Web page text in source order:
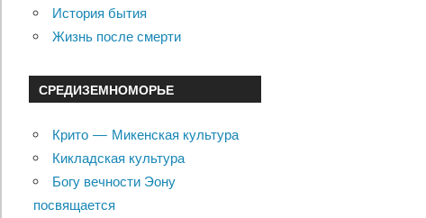
История бытия
Жизнь после смерти
СРЕДИЗЕМНОМОРЬЕ
Крито — Микенская культура
Кикладская культура
Богу вечности Эону
посвящается